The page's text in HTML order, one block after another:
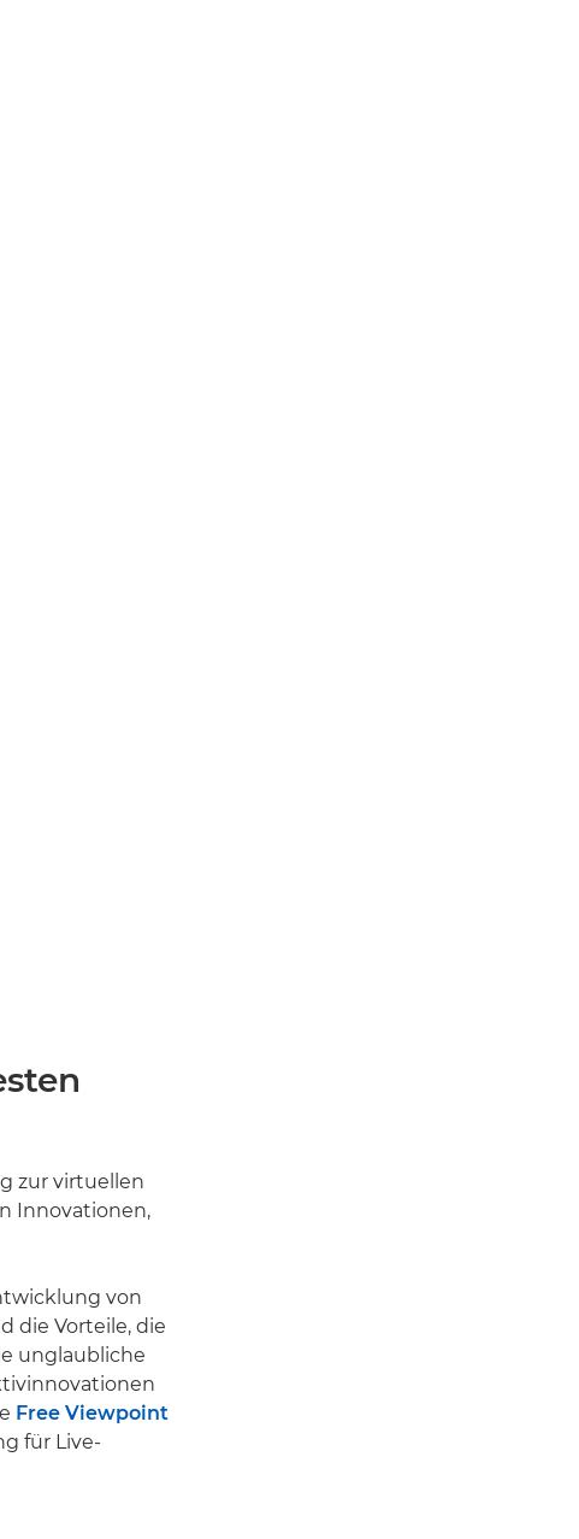
zur virtuellen
Innovationen,
von
die Vorteile, die
unglaubliche
Free Viewpoint
für Live-